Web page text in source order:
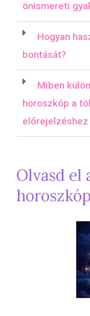
önismereti
Hogyan
bontását?
Miben
horoszkóp a
Olvasd el